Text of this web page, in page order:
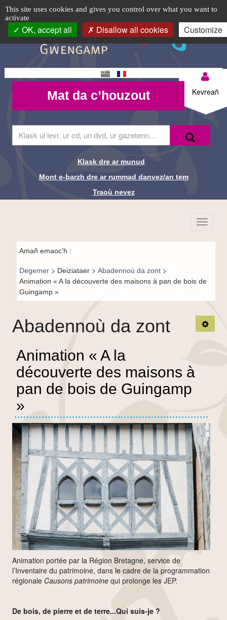
Cookie management panel
This site uses cookies and gives you control over what you want to
activate
OK, accept all Disallow all cookies Customize
TPL_C3RB_RGAA_EVITEMENT_MENU
TPL_C3RB_RGAA_EVITEMENT_CONTENT
TPL_C3RB_RGAA_EVITEMENT_LOGIN
Animation
«
A
la
découverte
des
maisons
Guingamp
Logo
top-
BR
Changement
de langue
Mon
compte-
Kevreañ
Mat da
c’houzout
Mat da c’houzout
Recherche-
Br
al
Liens de
Klask dre ar munud
Mont e-barzh dre ar rummad danvez/an tem
Traoù nevez
BR-fr
Fil de
navigation-
BR
Amañ emaoc'h :
Degemer > Deiziataer > Abadennoù da zont >
Animation « A la découverte des maisons à pan de bois de
Guingamp »
Abadennoù da zont
Animation « A la
découverte des maisons à
pan de bois de Guingamp
»
Animation portée par la Région Bretagne, service de
l’Inventaire du patrimoine, dans le cadre de la programmation
régionale Causons patrimoine qui prolonge les JEP.
De bois, de pierre et de terre...Qui suis-je ?